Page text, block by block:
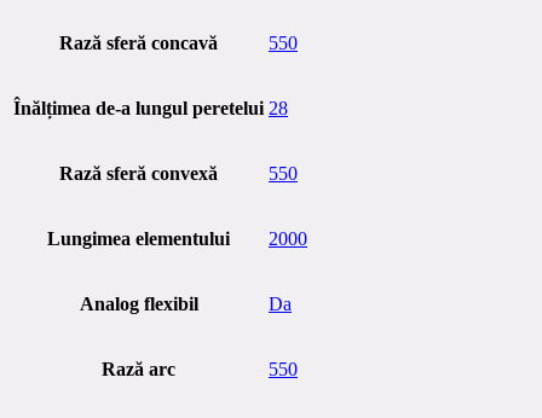
Rază sferă concavă 550
Înălțimea de-a lungul peretelui 28
Rază sferă convexă 550
Lungimea elementului 2000
Analog flexibil Da
Rază arc 550